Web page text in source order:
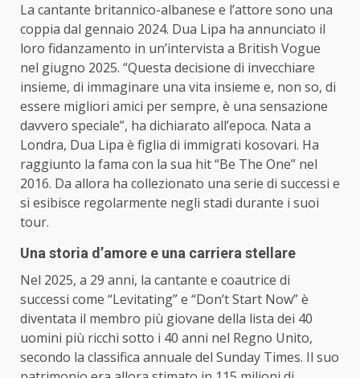
La cantante britannico-albanese e l’attore sono una
coppia dal gennaio 2024. Dua Lipa ha annunciato il
loro fidanzamento in un’intervista a British Vogue
nel giugno 2025. “Questa decisione di invecchiare
insieme, di immaginare una vita insieme e, non so, di
essere migliori amici per sempre, è una sensazione
davvero speciale”, ha dichiarato all’epoca. Nata a
Londra, Dua Lipa è figlia di immigrati kosovari. Ha
raggiunto la fama con la sua hit “Be The One” nel
2016. Da allora ha collezionato una serie di successi e
si esibisce regolarmente negli stadi durante i suoi
tour.
Una storia d’amore e una carriera stellare
Nel 2025, a 29 anni, la cantante e coautrice di
successi come “Levitating” e “Don’t Start Now” è
diventata il membro più giovane della lista dei 40
uomini più ricchi sotto i 40 anni nel Regno Unito,
secondo la classifica annuale del Sunday Times. Il suo